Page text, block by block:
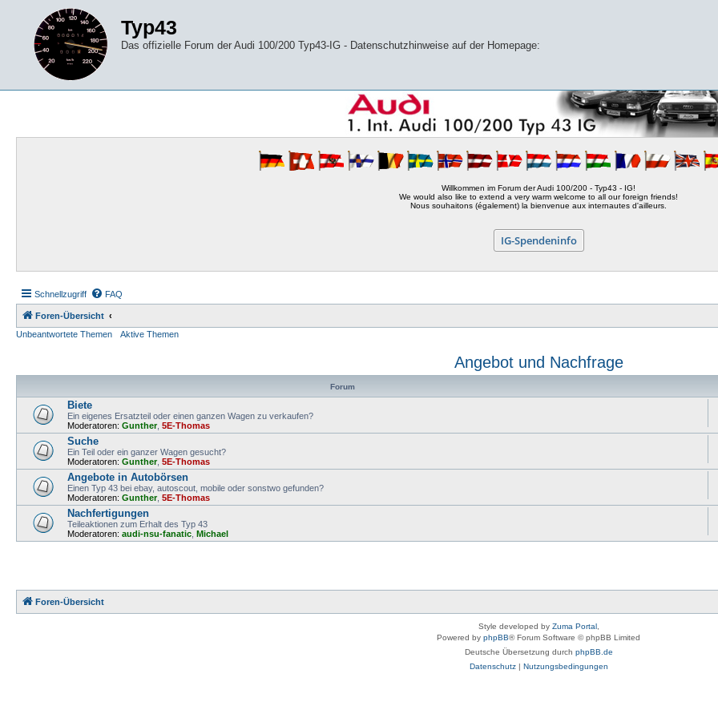
Typ43
Das offizielle Forum der Audi 100/200 Typ43-IG - Datenschutzhinweise auf der Homepage:
Willkommen im Forum der Audi 100/200 - Typ43 - IG!
We would also like to extend a very warm welcome to all our foreign friends!
Nous souhaitons (également) la bienvenue aux internautes d'ailleurs.
IG-Spendeninfo
Schnellzugriff FAQ
Foren-Übersicht
Unbeantwortete Themen
Aktive Themen
Angebot und Nachfrage
Forum
Biete
Ein eigenes Ersatzteil oder einen ganzen Wagen zu verkaufen?
Moderatoren: Gunther, 5E-Thomas
Suche
Ein Teil oder ein ganzer Wagen gesucht?
Moderatoren: Gunther, 5E-Thomas
Angebote in Autobörsen
Einen Typ 43 bei ebay, autoscout, mobile oder sonstwo gefunden?
Moderatoren: Gunther, 5E-Thomas
Nachfertigungen
Teileaktionen zum Erhalt des Typ 43
Moderatoren: audi-nsu-fanatic Michael
Foren-Übersicht
Style developed by Zuma Portal,
Powered by phpBB® Forum Software © phpBB Limited
Deutsche Übersetzung durch phpBB.de
Datenschutz| Nutzungsbedingungen